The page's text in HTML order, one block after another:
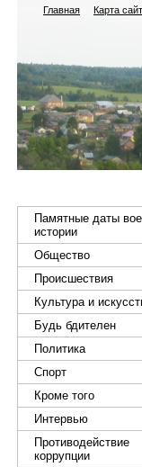
Главная Карта
Памятные даты
истории
Общество
Происшествия
Культура и
Будь бдителен
Политика
Спорт
Кроме того
Интервью
Противодействие
коррупции